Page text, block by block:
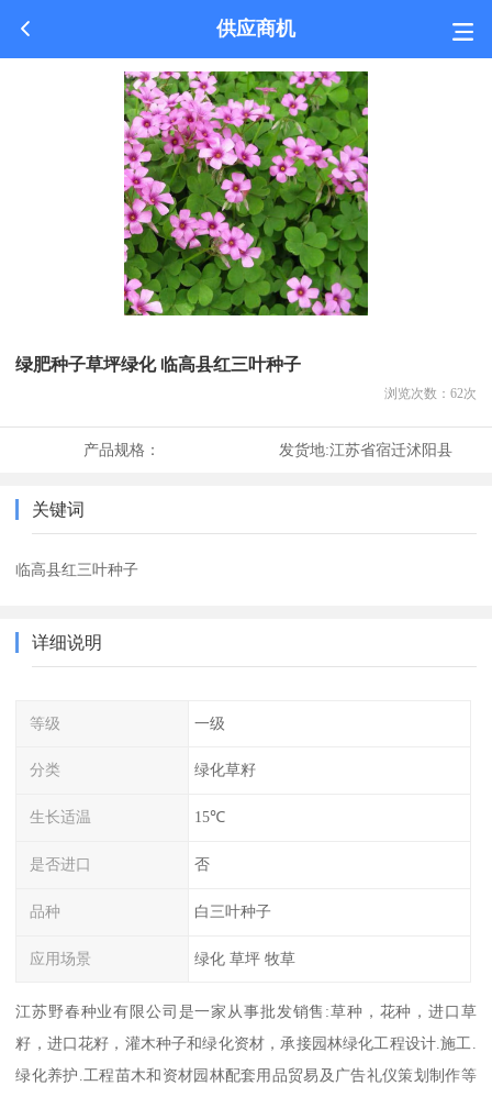
供应商机
绿肥种子草坪绿化 临高县红三叶种子
浏览次数： 62次
产品规格： 发货地:江苏省宿迁沭阳县
关键词
临高县红三叶种子
详细说明
等级 一级
分类 绿化草籽
生长适温 15℃
是否进口 否
品种 白三叶种子
应用场景 绿化 草坪 牧草
江苏野春种业有限公司是一家从事批发销售:草种，花种，进口草
籽，进口花籽，灌木种子和绿化资材，承接园林绿化工程设计.施工.
绿化养护.工程苗木和资材园林配套用品贸易及广告礼仪策划制作等